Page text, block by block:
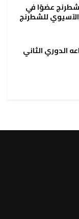
عضوًا في
الآسيوي للشطرنج
الدوري الثاني